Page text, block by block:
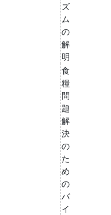
ズ
ム
の
解
明
食
糧
問
題
解
決
の
た
め
の
バ
イ